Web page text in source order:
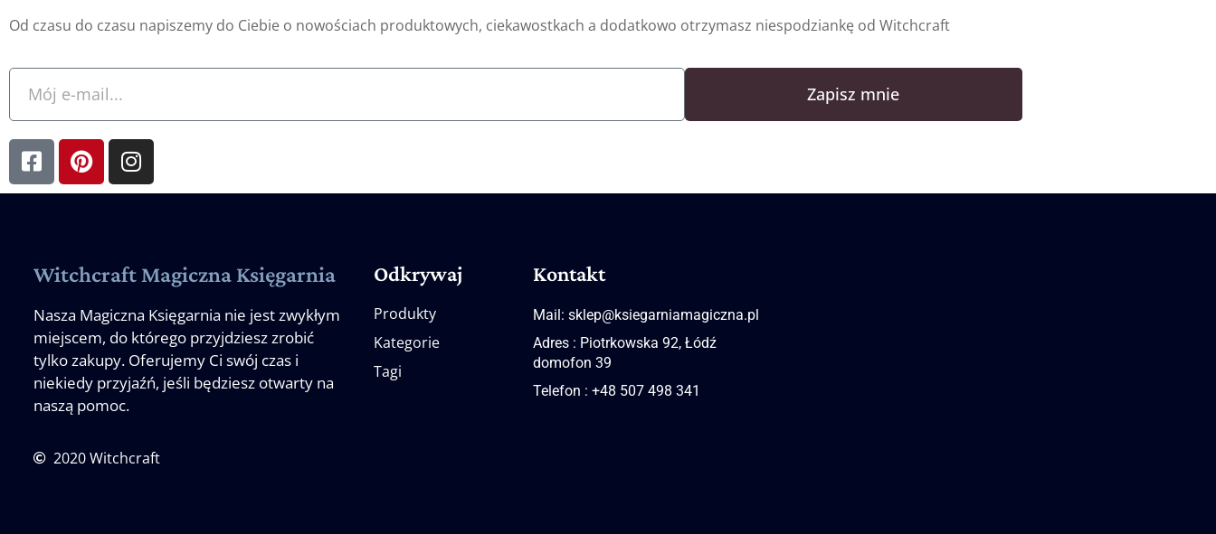
Od czasu do czasu napiszemy do Ciebie o nowościach produktowych, ciekawostkach a dodatkowo otrzymasz niespodziankę od Witchcraft
Zapisz mnie
Witchcraft Magiczna Księgarnia
Nasza Magiczna Księgarnia nie jest zwykłym
miejscem, do którego przyjdziesz zrobić
tylko zakupy. Oferujemy Ci swój czas i
niekiedy przyjaźń, jeśli będziesz otwarty na
naszą pomoc.
2020 Witchcraft
Odkrywaj
Produkty
Kategorie
Tagi
Kontakt
Mail: sklep@ksiegarniamagiczna.pl
Adres : Piotrkowska 92, Łódź
domofon 39
Telefon : +48 507 498 341